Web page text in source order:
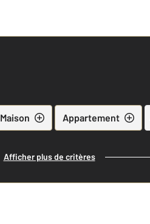
Maison Appartement
Afficher plus de critères